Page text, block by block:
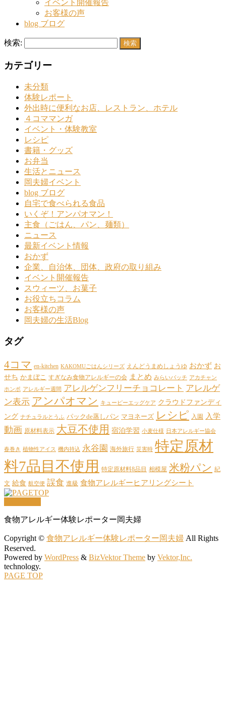
イベント開催報告
お客様の声
blog ブログ
検索:
カテゴリー
未分類
体験レポート
外出時に便利なお店、レストラン、ホテル
４コママンガ
イベント・体験教室
レシピ
書籍・グッズ
お弁当
生活とニュース
岡夫婦イベント
blog ブログ
自宅で食べられる食品
いくぞ！アンパオマン！
主食（ごはん、パン、麺類）
ニュース
最新イベント情報
おかず
企業、自治体、団体、政府の取り組み
イベント開催報告
スウィーツ、お菓子
お役立ちコラム
お客様の声
岡夫婦の生活Blog
タグ
4コマ en-kitchen KAKOMUごはんシリーズ えんどうまめしょうゆ おかず お
せち かまぼこ すぎなみ食物アレルギーの会 まとめ みらいバッチ アカチャン
ホンポ アレルギー週間 アレルゲンフリーチョコレート アレルゲ
ン表示 アンパオマン キューピーエッグケア クラウドファンディ
ング ナチュラルとうふ パックde蒸しパン マヨネーズ レシピ 入園 入学
動画 原材料表示 大豆不使用 宿泊学習 小麦仕様 日本アレルギー協会
春巻き 植物性アイス 機内持込 永谷園 海外旅行 災害時 特定原材
料7品目不使用
特定原材料8品目 相模屋 米粉パン 紀
文 給食 航空便 誤食 進級 食物アレルギーヒアリングシート
食物アレルギー体験レポーター岡夫婦
Copyright © 食物アレルギー体験レポーター岡夫婦 All Rights
Reserved.
Powered by WordPress & BizVektor Theme by Vektor,Inc.
technology.
PAGE TOP